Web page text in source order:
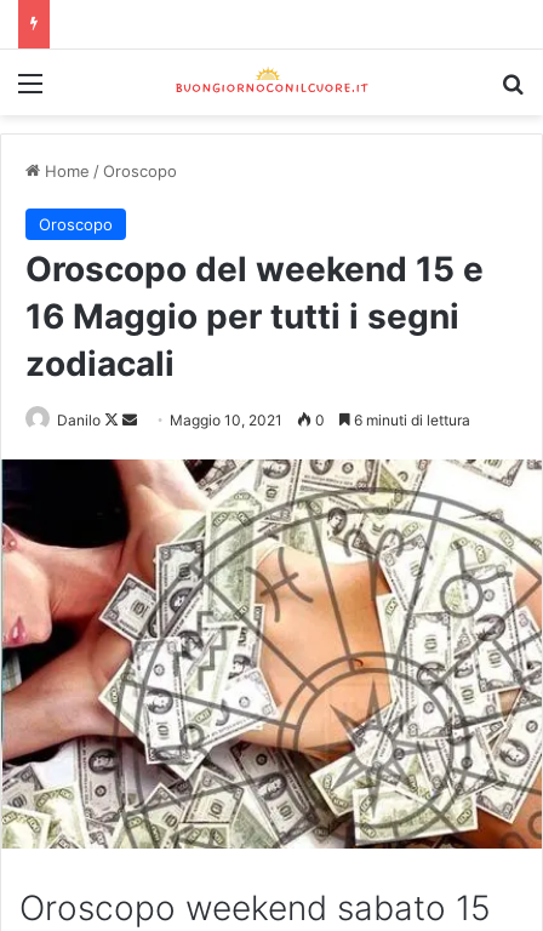
Home /Oroscopo
Oroscopo
Oroscopo del weekend 15 e
16 Maggio per tutti i segni
zodiacali
Danilo Maggio 10, 2021 0 6 minuti di lettura
Oroscopo weekend sabato 15